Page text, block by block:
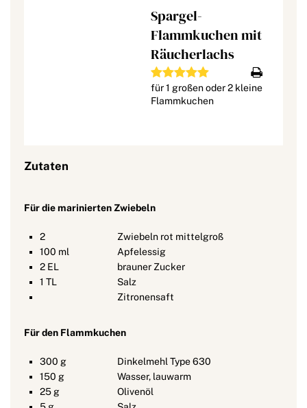
Spargel-
Flammkuchen mit
Räucherlachs
für 1 großen oder 2 kleine
Flammkuchen
Zutaten
Für die marinierten Zwiebeln
2
Zwiebeln rot mittelgroß
100 ml
Apfelessig
2 EL
brauner Zucker
1 TL
Salz
Zitronensaft
Für den Flammkuchen
300 g
Dinkelmehl Type 630
150 g
Wasser, lauwarm
25 g
Olivenöl